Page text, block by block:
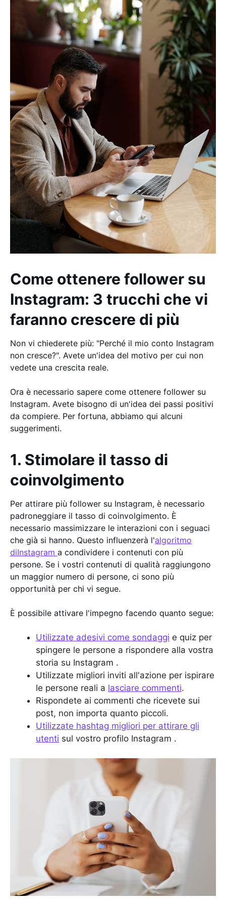
Come ottenere follower su
Instagram: 3 trucchi che vi
faranno crescere di più
Non vi chiederete più: "Perché il mio conto Instagram
non cresce?". Avete un'idea del motivo per cui non
vedete una crescita reale.
Ora è necessario sapere come ottenere follower su
Instagram. Avete bisogno di un'idea dei passi positivi
da compiere. Per fortuna, abbiamo qui alcuni
suggerimenti.
1. Stimolare il tasso di
coinvolgimento
Per attirare più follower su Instagram, è necessario
padroneggiare il tasso di coinvolgimento. È
necessario massimizzare le interazioni con i seguaci
che già si hanno. Questo influenzerà l'algoritmo
diInstagram a condividere i contenuti con più
persone. Se i vostri contenuti di qualità raggiungono
un maggior numero di persone, ci sono più
opportunità per chi vi segue.
È possibile attivare l'impegno facendo quanto segue:
Utilizzate adesivi come sondaggi e quiz per
spingere le persone a rispondere alla vostra
storia su Instagram .
Utilizzate migliori inviti all'azione per ispirare
le persone reali a lasciare commenti.
Rispondete ai commenti che ricevete sui
post, non importa quanto piccoli.
Utilizzate hashtag migliori per attirare gli
utenti sul vostro profilo Instagram .